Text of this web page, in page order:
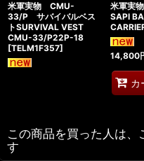
米軍実物 CMU-
33/P サバイバルベス
トSURVIVAL VEST
CMU-33/P22P-18
[TELM1F357]
米軍実
SAPI
14,800
カ
この商品を買った人は、
す